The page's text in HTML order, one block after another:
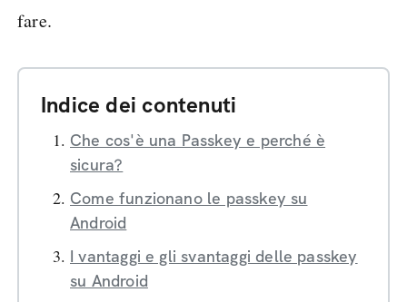
fare.
Indice dei contenuti
Che cos'è una Passkey e perché è
sicura?
Come funzionano le passkey su
Android
I vantaggi e gli svantaggi delle passkey
su Android